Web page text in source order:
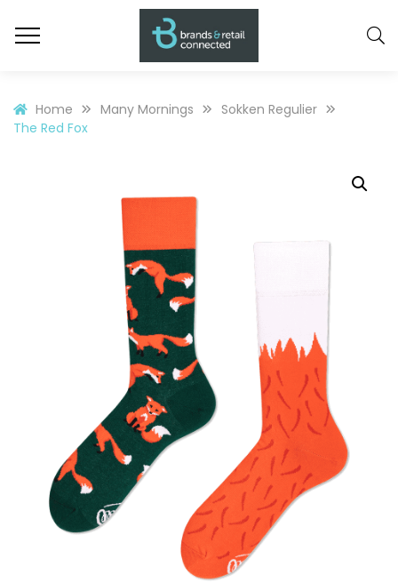
Home Many Mornings
Sokken Regulier
The Red Fox